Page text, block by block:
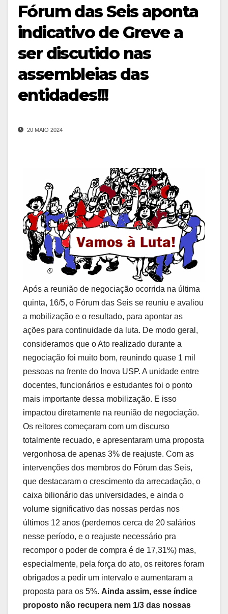
Fórum das Seis aponta
indicativo de Greve a
ser discutido nas
assembleias das
entidades!!!
20 MAIO 2024
Após a reunião de negociação ocorrida na última
quinta, 16/5, o Fórum das Seis se reuniu e avaliou
a mobilização e o resultado, para apontar as
ações para continuidade da luta. De modo geral,
consideramos que o Ato realizado durante a
negociação foi muito bom, reunindo quase 1 mil
pessoas na frente do Inova USP. A unidade entre
docentes, funcionários e estudantes foi o ponto
mais importante dessa mobilização. E isso
impactou diretamente na reunião de negociação.
Os reitores começaram com um discurso
totalmente recuado, e apresentaram uma proposta
vergonhosa de apenas 3% de reajuste. Com as
intervenções dos membros do Fórum das Seis,
que destacaram o crescimento da arrecadação, o
caixa bilionário das universidades, e ainda o
volume significativo das nossas perdas nos
últimos 12 anos (perdemos cerca de 20 salários
nesse período, e o reajuste necessário pra
recompor o poder de compra é de 17,31%) mas,
especialmente, pela força do ato, os reitores foram
obrigados a pedir um intervalo e aumentaram a
proposta para os 5%. Ainda assim, esse índice
proposto não recupera nem 1/3 das nossas